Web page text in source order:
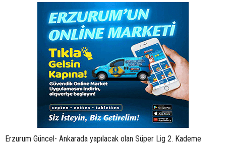
Erzurum Güncel- Ankarada yapılacak olan Süper Lig 2. Kademe